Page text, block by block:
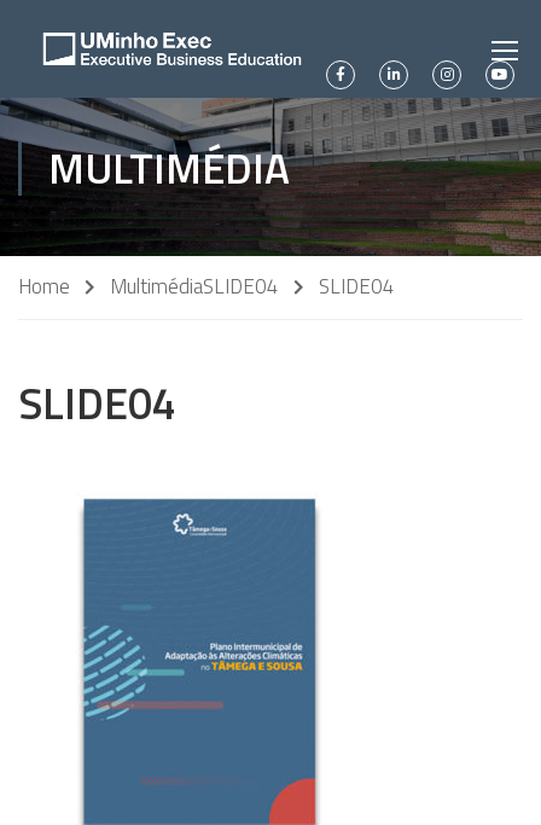
MULTIMÉDIA
Home MultimédiaSLIDE04 SLIDE04
SLIDE04